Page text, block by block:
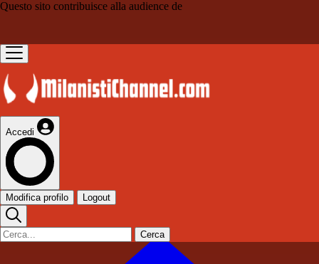
Questo sito contribuisce alla audience de
Accedi
Modifica profilo Logout
Cerca